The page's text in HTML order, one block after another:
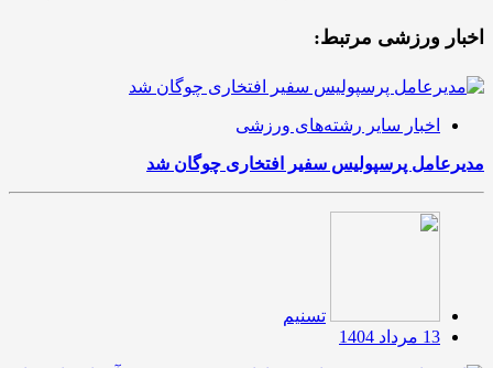
اخبار ورزشی مرتبط:
اخبار سایر رشته‌های ورزشی
مدیرعامل پرسپولیس سفیر افتخاری چوگان شد
تسنیم
13 مرداد 1404